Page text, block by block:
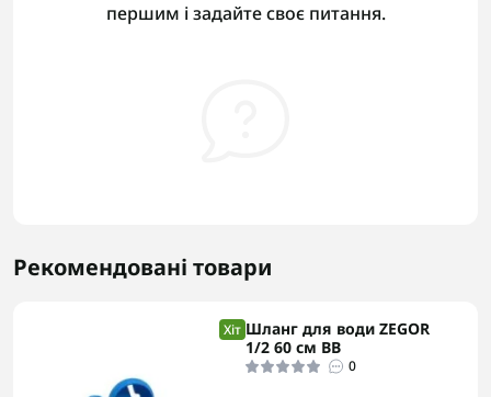
першим і задайте своє питання.
Рекомендовані товари
Хіт Шланг для води ZEGOR
1/2 60 см ВВ
0